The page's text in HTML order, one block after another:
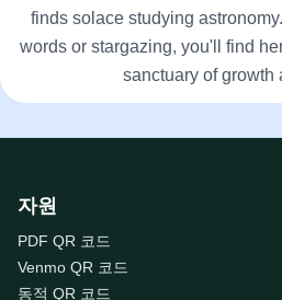
finds solace studying
words or stargazing, you'll find
sanctuary of growth
자원
PDF QR 코드
Venmo QR 코드
동적 QR 코드